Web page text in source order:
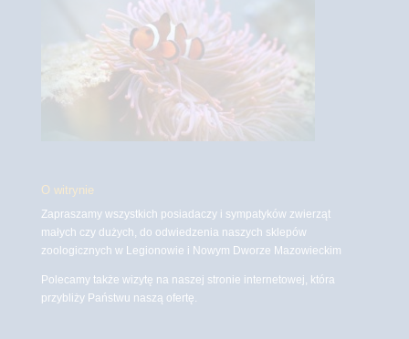
O witrynie
Zapraszamy wszystkich posiadaczy i sympatyków zwierząt
małych czy dużych, do odwiedzenia naszych sklepów
zoologicznych w Legionowie i Nowym Dworze Mazowieckim
Polecamy także wizytę na naszej stronie internetowej, która
przybliży Państwu naszą ofertę.